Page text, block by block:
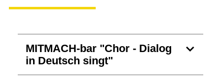
MITMACH-bar "Chor - Dialog
in Deutsch singt"